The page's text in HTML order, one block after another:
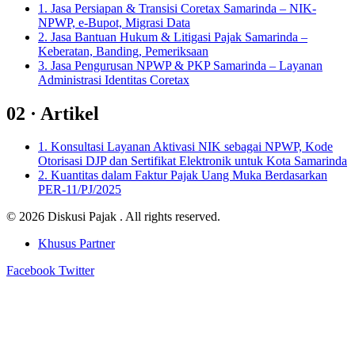
1. Jasa Persiapan & Transisi Coretax Samarinda – NIK-
NPWP, e-Bupot, Migrasi Data
2. Jasa Bantuan Hukum & Litigasi Pajak Samarinda –
Keberatan, Banding, Pemeriksaan
3. Jasa Pengurusan NPWP & PKP Samarinda – Layanan
Administrasi Identitas Coretax
02 · Artikel
1. Konsultasi Layanan Aktivasi NIK sebagai NPWP, Kode
Otorisasi DJP dan Sertifikat Elektronik untuk Kota Samarinda
2. Kuantitas dalam Faktur Pajak Uang Muka Berdasarkan
PER-11/PJ/2025
© 2026 Diskusi Pajak . All rights reserved.
Khusus Partner
Facebook Twitter